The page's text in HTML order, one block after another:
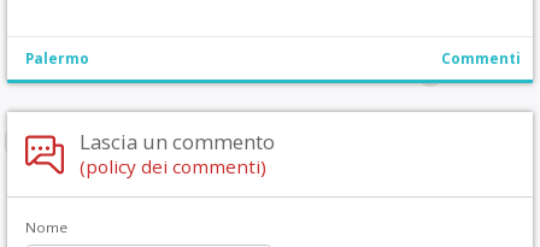
Palermo Commenti
Lascia un commento
(policy dei commenti)
Nome